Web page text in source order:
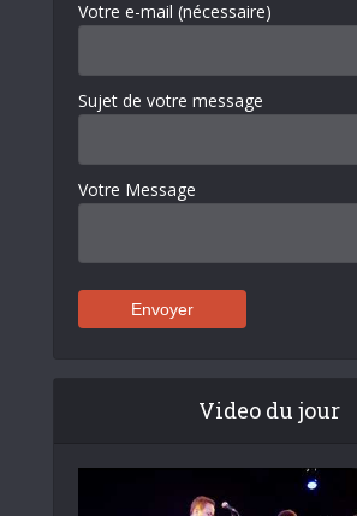
Votre e-mail (nécessaire)
Sujet de votre message
Votre Message
Video du jour